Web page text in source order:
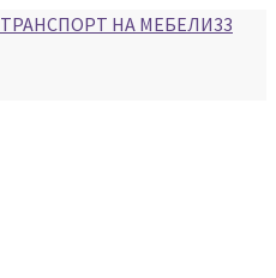
НА МЕБЕЛИ33